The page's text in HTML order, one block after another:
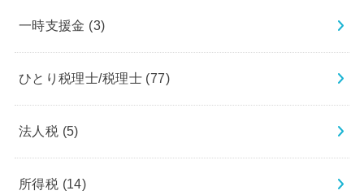
一時支援金 (3)
ひとり税理士/税理士 (77)
法人税 (5)
所得税 (14)